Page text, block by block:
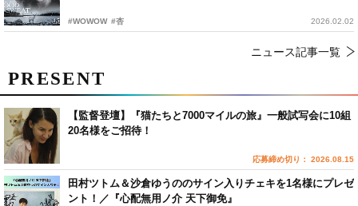
#WOWOW #杏 2026.02.02
ニュース記事一覧
PRESENT
【監督登壇】『猫たちと7000マイルの旅』一般試写会に10組
20名様をご招待！
応募締め切り： 2026.08.15
田村ツトム＆沙倉ゆうののサイン入りチェキを1名様にプレゼ
ント！／『心配無用ノ介 天下御免』